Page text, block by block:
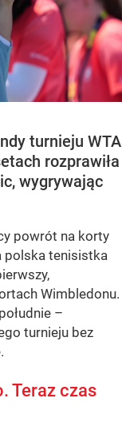
turnieju WTA
rozprawiła
wygrywając
powrót na korty
polska tenisistka
Wimbledonu.
–
turnieju bez
Teraz czas